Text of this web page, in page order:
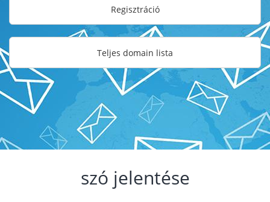
Regisztráció
Teljes domain lista
szó jelentése